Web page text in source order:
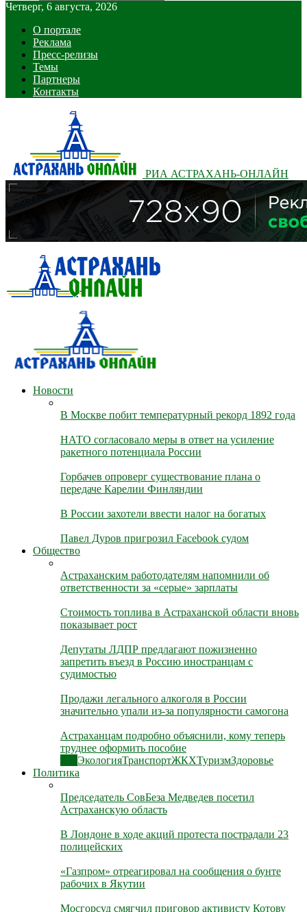
Четверг, 6 августа, 2026
О портале
Реклама
Пресс-релизы
Темы
Партнеры
Контакты
РИА АСТРАХАНЬ-ОНЛАЙН
Новости
В Москве побит температурный рекорд 1892 года
НАТО согласовало меры в ответ на усиление
ракетного потенциала России
Горбачев опроверг существование плана о
передаче Карелии Финляндии
В России захотели ввести налог на богатых
Павел Дуров пригрозил Facebook судом
Общество
Астраханским работодателям напомнили об
ответственности за «серые» зарплаты
Стоимость топлива в Астраханской области вновь
показывает рост
Депутаты ЛДПР предлагают пожизненно
запретить въезд в Россию иностранцам с
судимостью
Продажи легального алкоголя в России
значительно упали из-за популярности самогона
Астраханцам подробно объяснили, кому теперь
труднее оформить пособие
ЭкологияТранспортЖКХТуризмЗдоровье
Политика
Председатель СовБеза Медведев посетил
Астраханскую область
В Лондоне в ходе акций протеста пострадали 23
полицейских
«Газпром» отреагировал на сообщения о бунте
рабочих в Якутии
Мосгорсуд смягчил приговор активисту Котову